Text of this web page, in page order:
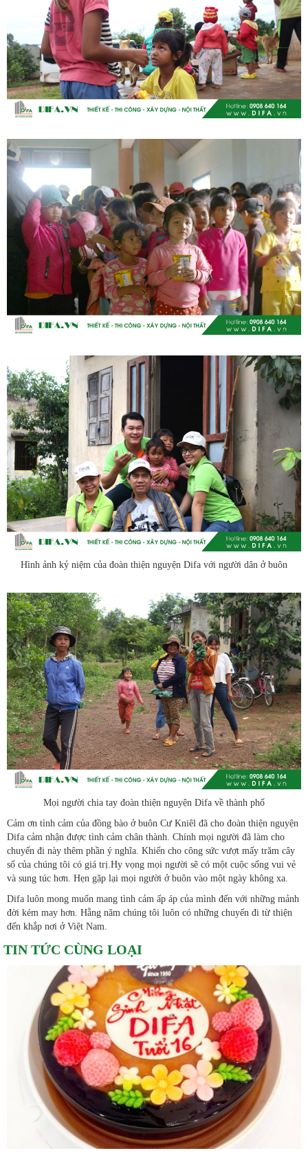
Hình ảnh kỷ niệm của đoàn thiện nguyện Difa với người dân ở buôn
Mọi người chia tay đoàn thiện nguyện Difa về thành phố
Cảm ơn tình cảm của đồng bào ở buôn Cư Kniêl đã cho đoàn thiện nguyện
Difa cảm nhận được tình cảm chân thành. Chính mọi người đã làm cho
chuyến đi này thêm phần ý nghĩa. Khiến cho công sức vượt mấy trăm cây
số của chúng tôi có giá trị.Hy vọng mọi người sẽ có một cuộc sống vui vẻ
và sung túc hơn. Hẹn gặp lại mọi người ở buôn vào một ngày không xa.
Difa luôn mong muốn mang tình cảm ấp áp của mình đến với những mảnh
đời kém may hơn. Hằng năm chúng tôi luôn có những chuyến đi từ thiện
đến khắp nơi ở Việt Nam.
TIN TỨC CÙNG LOẠI